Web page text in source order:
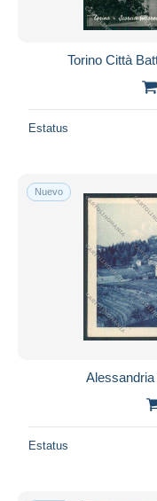
Torino Città
Estatus
Nuevo
Estatus